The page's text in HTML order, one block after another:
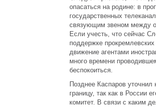
опасаться на родине: в
государственных
связующим звеном между
Если учесть, что сейчас
поддержке
движение агентами
много времени
беспокоиться.
Позднее Каспаров уточнил
границу, так как в России
комитет. В связи с каким